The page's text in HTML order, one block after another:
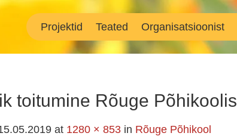
Projektid Teated Organisatsioonist
toitumine Rõuge Põhikoolis
at 1280 × 853 in Rõuge Põhikool